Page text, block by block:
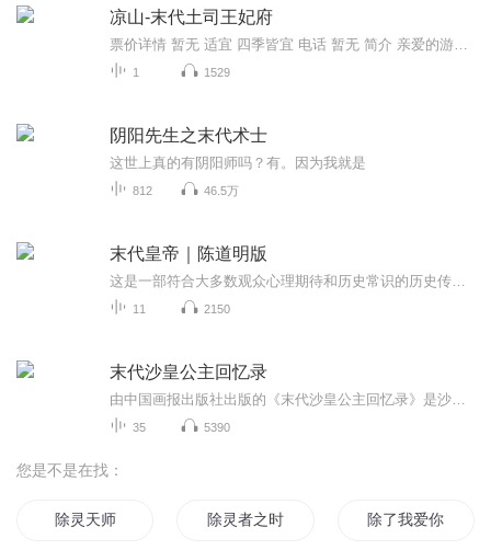
凉山-末代土司王妃府
1 1529
阴阳先生之末代术士
这世上真的有阴阳师吗？有。因为我就是
812 46.5万
末代皇帝｜陈道明版
11 2150
末代沙皇公主回忆录
35 5390
您是不是在找：
除灵天师 除灵者之时间之行 除了我爱你